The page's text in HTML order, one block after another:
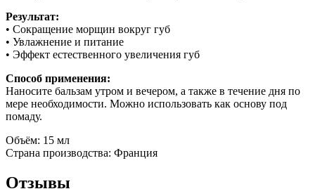
Результат:
• Сокращение морщин вокруг губ
• Увлажнение и питание
• Эффект естественного увеличения губ
Способ применения:
Наносите бальзам утром и вечером, а также в течение дня по
мере необходимости. Можно использовать как основу под
помаду.
Объём: 15 мл
Страна производства: Франция
Отзывы